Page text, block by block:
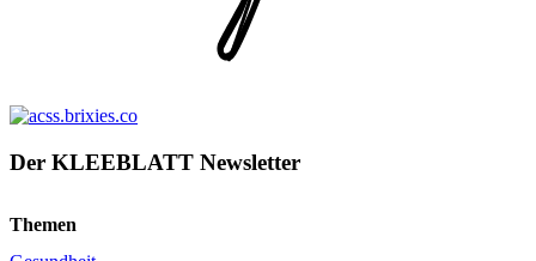
Der KLEEBLATT Newsletter
Themen